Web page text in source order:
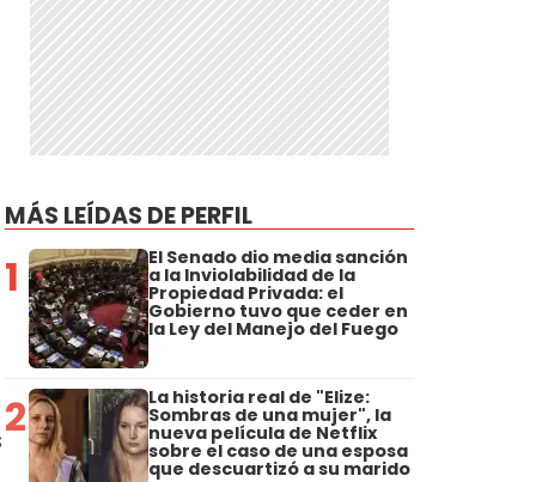
MÁS LEÍDAS DE PERFIL
1 El Senado dio media sanción
a la Inviolabilidad de la
Propiedad Privada: el
Gobierno tuvo que ceder en
la Ley del Manejo del Fuego
2 La historia real de "Elize:
Sombras de una mujer", la
nueva película de Netflix
sobre el caso de una esposa
que descuartizó a su marido